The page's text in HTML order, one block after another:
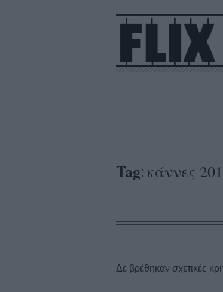
Tag: κάννες
Δε βρέθηκαν σχετικές